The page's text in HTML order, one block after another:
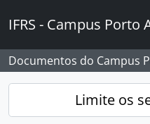
IFRS - Campus Porto
Documentos do Campus
Limite os